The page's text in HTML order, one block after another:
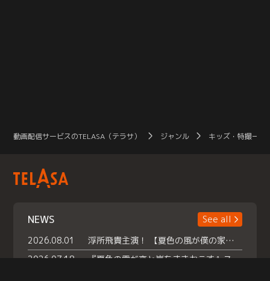
動画配信サービスのTELASA（テラサ） ジャンル キッズ・特撮一覧
NEWS
See all
2026.08.01
浮所飛貴主演！ 【夏色の風が僕の家にやってきた】 本日よりテラサで独占配信スタート！
2026.07.18
『夏色の雲が恋と嵐をまきおこす』スペシャルメイキング 【Part1】2026年７月18日（土）23時30分～配信スタート！話題のシーンの裏側を大公開！豪華キャスト大集合！ 『武宮家 真夏の家族会議』開催！